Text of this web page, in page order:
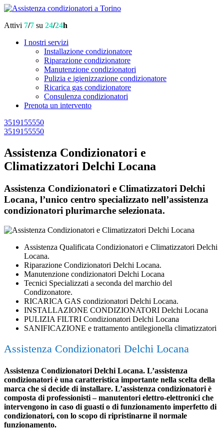
Attivi 7/7 su 24/24h
I nostri servizi
Installazione condizionatore
Riparazione condizionatore
Manutenzione condizionatori
Pulizia e igienizzazione condizionatore
Ricarica gas condizionatore
Consulenza condizionatori
Prenota un intervento
3519155550
3519155550
Assistenza Condizionatori e
Climatizzatori Delchi Locana
Assistenza Condizionatori e Climatizzatori Delchi
Locana, l’unico centro specializzato nell’assistenza
condizionatori plurimarche selezionata.
Assistenza Qualificata Condizionatori e Climatizzatori Delchi
Locana.
Riparazione Condizionatori Delchi Locana.
Manutenzione condizionatori Delchi Locana
Tecnici Specializzati a seconda del marchio del
Condizonatore.
RICARICA GAS condizionatori Delchi Locana.
INSTALLAZIONE CONDIZIONATORI Delchi Locana
PULIZIA FILTRI Condizionatori Delchi Locana
SANIFICAZIONE e trattamento antilegionella climatizzatori
Assistenza Condizionatori Delchi Locana
Assistenza Condizionatori Delchi Locana. L’assistenza
condizionatori è una caratteristica importante nella scelta della
marca che si decide di installare. L’assistenza condizionatori è
composta di professionisti – manutentori elettro-elettronici che
intervengono in caso di guasti o di funzionamento imperfetto di
condizionatori, con lo scopo di ripristinarne il normale
funzionamento.